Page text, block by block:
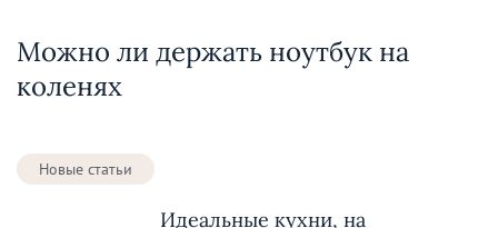
Можно ли держать ноутбук на
коленях
Новые статьи
Идеальные кухни, на